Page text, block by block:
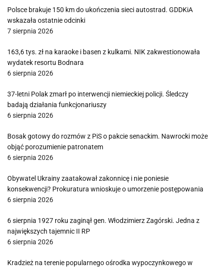
Polsce brakuje 150 km do ukończenia sieci autostrad. GDDKiA
wskazała ostatnie odcinki
7 sierpnia 2026
163,6 tys. zł na karaoke i basen z kulkami. NIK zakwestionowała
wydatek resortu Bodnara
6 sierpnia 2026
37-letni Polak zmarł po interwencji niemieckiej policji. Śledczy
badają działania funkcjonariuszy
6 sierpnia 2026
Bosak gotowy do rozmów z PiS o pakcie senackim. Nawrocki może
objąć porozumienie patronatem
6 sierpnia 2026
Obywatel Ukrainy zaatakował zakonnicę i nie poniesie
konsekwencji? Prokuratura wnioskuje o umorzenie postępowania
6 sierpnia 2026
6 sierpnia 1927 roku zaginął gen. Włodzimierz Zagórski. Jedna z
największych tajemnic II RP
6 sierpnia 2026
Kradzież na terenie popularnego ośrodka wypoczynkowego w